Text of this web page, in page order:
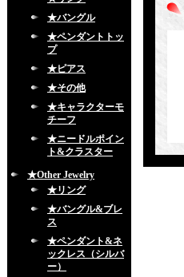
★バングル
★ペンダントトッ
プ
★ピアス
★その他
★キャラクターモ
チーフ
★ニードルポイン
ト&クラスター
★Other Jewelry
★リング
★バングル&ブレ
ス
★ペンダント&ネ
ックレス（シルバ
ー）